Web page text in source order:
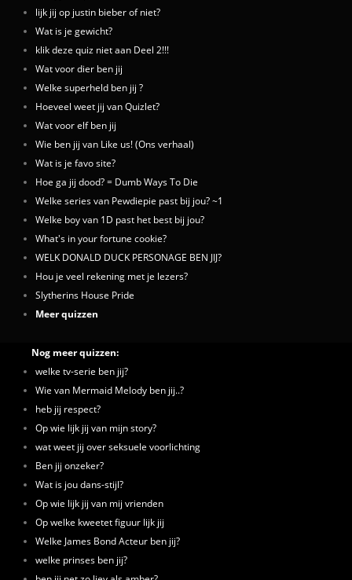
lijk jij op justin bieber of niet?
Wat is je gewicht?
klik deze quiz niet aan Deel 2!!!
Wat voor dier ben jij
Welke superheld ben jij ?
Hoeveel weet jij van Quizlet?
Wat voor elf ben jij
Wie ben jij van Like us! (Ons verhaal)
Wat is je favo site?
Hoe ga jij dood? = Dumb Ways To Die
Welke series van Pewdiepie past bij jou? ~1
Welke boy van 1D past het best bij jou?
What's in your fortune cookie?
WELK DONALD DUCK PERSONAGE BEN JIJ?
Hou je veel rekening met je lezers?
Slytherins House Pride
Meer quizzen
Nog meer quizzen:
welke tv-serie ben jij?
Wie van Mermaid Melody ben jij..?
heb jij respect?
Op wie lijk jij van mijn story?
wat weet jij over seksuele voorlichting
Ben jij onzeker?
Wat is jou dans-stijl?
Op wie lijk jij van mij vrienden
Op welke kweetet figuur lijk jij
Welke James Bond Acteur ben jij?
welke prinses ben jij?